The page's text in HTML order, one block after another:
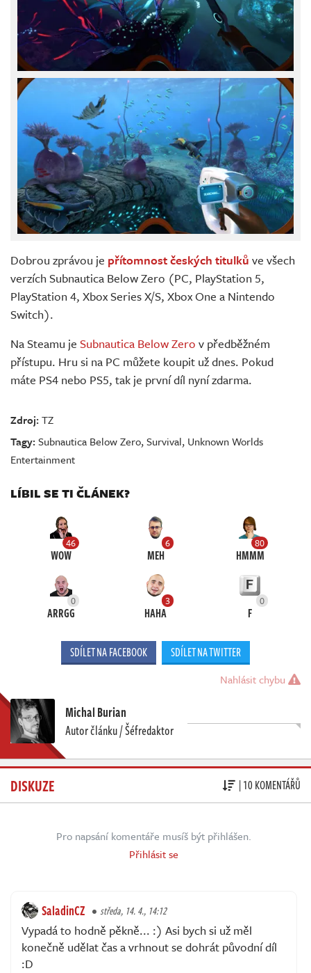
Dobrou zprávou je přítomnost českých titulků ve všech
verzích Subnautica Below Zero (PC, PlayStation 5,
PlayStation 4, Xbox Series X/S, Xbox One a Nintendo
Switch).
Na Steamu je Subnautica Below Zero v předběžném
přístupu. Hru si na PC můžete koupit už dnes. Pokud
máte PS4 nebo PS5, tak je první díl nyní zdarma.
Zdroj:TZ
Tagy:Subnautica Below Zero,Survival, Unknown Worlds
Entertainment
LÍBIL SE TI ČLÁNEK?
46
WOW
6
MEH
80
HMMM
0
ARRGG
3
HAHA
0
F
SDÍLET NA FACEBOOK SDÍLET NA TWITTER
Nahlásit chybu
Michal Burian
Autor článku / Šéfredaktor
DISKUZE | 10 KOMENTÁŘŮ
Pro napsání komentáře musíš být přihlášen.
Přihlásit se
SaladinCZ středa, 14. 4., 14:12
Vypadá to hodně pěkně... :) Asi bych si už měl
konečně udělat čas a vrhnout se dohrát původní díl
:D